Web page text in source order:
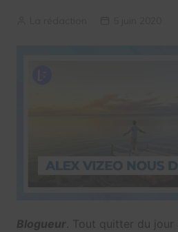
Blogueur . Tout quitter du jour